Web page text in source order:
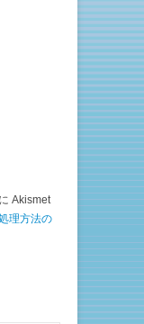
Akismet
理方法の